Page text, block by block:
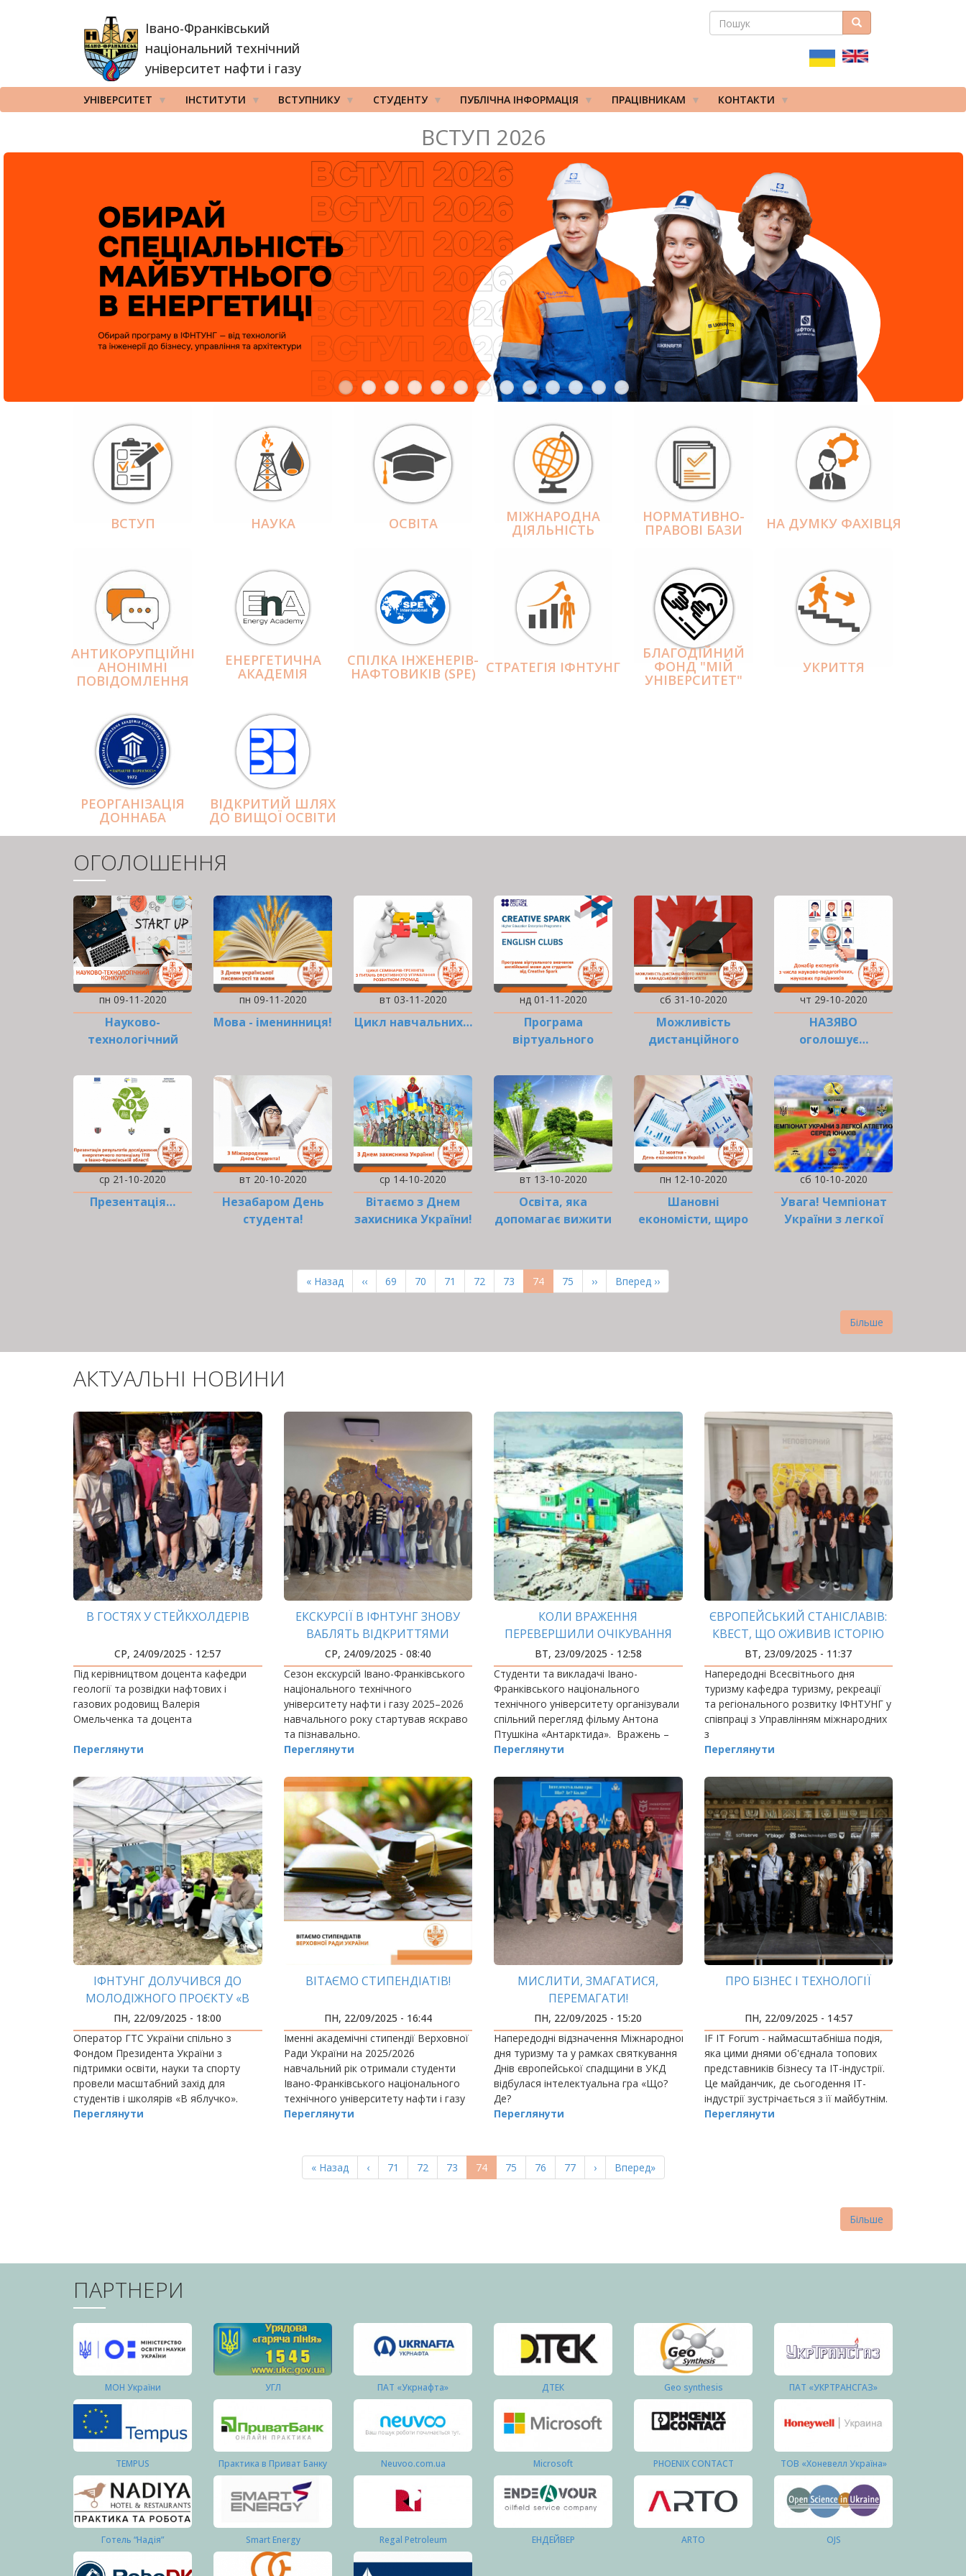
Івано-Франківський
національний технічний
університет нафти і газу
ПОШУКОВА
ПОШУК Пошук
УНІВЕРСИТЕТ ІНСТИТУТИ ВСТУПНИКУ СТУДЕНТУ ПУБЛІЧНА ІНФОРМАЦІЯ ПРАЦІВНИКАМ КОНТАКТИ
ВСТУП 2026
ВСТУП НАУКА ОСВІТА МІЖНАРОДНА
ДІЯЛЬНІCТЬ
НОРМАТИВНО-
ПРАВОВІ БАЗИ НА ДУМКУ ФАХІВЦЯ
АНТИКОРУПЦІЙНІ
АНОНІМНІ
ПОВІДОМЛЕННЯ
ЕНЕРГЕТИЧНА
АКАДЕМІЯ
СПІЛКА ІНЖЕНЕРІВ-
НАФТОВИКІВ (SPE) СТРАТЕГІЯ ІФНТУНГ
БЛАГОДІЙНИЙ
ФОНД "МІЙ
УНІВЕРСИТЕТ"
УКРИТТЯ
РЕОРГАНІЗАЦІЯ
ДОННАБА
ВІДКРИТИЙ ШЛЯХ
ДО ВИЩОЇ ОСВІТИ
ОГОЛОШЕННЯ
пн 09-11-2020
Науково-
технологічний
компанії ПРАТ ПВІ
ЗІТ
НАФТОГАЗБУДІЗОЛЯЦІЯ
пн 09-11-2020
Мова - іменинниця!
вт 03-11-2020
Цикл навчальних…
нд 01-11-2020
Програма
віртуального
англійської мови
для студентів від
Creative Spark
сб 31-10-2020
Можливість
дистанційного
канадському
університеті
чт 29-10-2020
НАЗЯВО
оголошує…
ср 21-10-2020
Презентація…
вт 20-10-2020
Незабаром День
студента!
ср 14-10-2020
Вітаємо з Днем
захисника України!
вт 13-10-2020
Освіта, яка
допомагає вижити
пн 12-10-2020
Шановні
економісти, щиро
сб 10-10-2020
Увага! Чемпіонат
України з легкої
Перша
сторінка
« Назад
Попередня
сторінка
‹‹ Page
69 Page
70 Page
71 Page
72 Page
73
Поточна
сторінка
74 Page
75
Наступна
сторінка
››
Остання
сторінка
Вперед ››
Більше
АКТУАЛЬНІ НОВИНИ
В ГОСТЯХ У СТЕЙКХОЛДЕРІВ
СР, 24/09/2025 - 12:57
Під керівництвом доцента кафедри
геології та розвідки нафтових і
газових родовищ Валерія
Омельченка та доцента
Переглянути
ЕКСКУРСІЇ В ІФНТУНГ ЗНОВУ
ВАБЛЯТЬ ВІДКРИТТЯМИ
СР, 24/09/2025 - 08:40
Сезон екскурсій Івано-Франківського
національного технічного
університету нафти і газу 2025–2026
навчального року стартував яскраво
та пізнавально.
Переглянути
КОЛИ ВРАЖЕННЯ
ПЕРЕВЕРШИЛИ ОЧІКУВАННЯ
ВТ, 23/09/2025 - 12:58
Студенти та викладачі Івано-
Франківського національного
технічного університету організували
спільний перегляд фільму Антона
Птушкіна «Антарктида». Вражень –
море! Глядачі кажуть: «Тепер
популярним».
Переглянути
ЄВРОПЕЙСЬКИЙ СТАНІСЛАВІВ:
КВЕСТ, ЩО ОЖИВИВ ІСТОРІЮ
ВТ, 23/09/2025 - 11:37
Напередодні Всесвітнього дня
туризму кафедра туризму, рекреації
та регіонального розвитку ІФНТУНГ у
співпраці з Управлінням міжнародних
з
Переглянути
ІФНТУНГ ДОЛУЧИВСЯ ДО
МОЛОДІЖНОГО ПРОЄКТУ «В
ЯБЛУЧКО»
ПН, 22/09/2025 - 18:00
Оператор ГТС України спільно з
Фондом Президента України з
підтримки освіти, науки та спорту
провели масштабний захід для
студентів і школярів «В яблучко».
Переглянути
ВІТАЄМО СТИПЕНДІАТІВ!
ПН, 22/09/2025 - 16:44
Іменні академічні стипендії Верховної
Ради України на 2025/2026
навчальний рік отримали студенти
Івано-Франківського національного
технічного університету нафти і газу
Іван Циганюк (Інститут інженерної
Переглянути
МИСЛИТИ, ЗМАГАТИСЯ,
ПЕРЕМАГАТИ!
ПН, 22/09/2025 - 15:20
Напередодні відзначення Міжнародного
дня туризму та у рамках святкування
Днів європейської спадщини в УКД
відбулася інтелектуальна гра «Що?
Де?
Переглянути
ПРО БІЗНЕС І ТЕХНОЛОГІЇ
ПН, 22/09/2025 - 14:57
IF IT Forum - наймасштабніша подія,
яка цими днями об'єднала топових
представників бізнесу та ІТ-індустрії.
Це майданчик, де сьогодення ІТ-
індустрії зустрічається з її майбутнім.
Переглянути
Перша
сторінка
« Назад
Попередня
сторінка
‹ Page
71 Page
72 Page
73
Поточна
сторінка
74 Page
75 Page
76 Page
77
Наступна
сторінка
›
Остання
сторінка
Вперед»
Більше
ПАРТНЕРИ
МОН України УГЛ ПАТ «Укрнафта» ДТЕК Geo synthesis ПАТ «УКРТРАНСГАЗ»
TEMPUS Практика в Приват Банку Neuvoo.com.ua Microsoft PHOENIX CONTACT ТОВ «Хоневелл Україна»
Готель “Надія” Smart Energy Regal Petroleum ЕНДЕЙВЕР ARTO OJS